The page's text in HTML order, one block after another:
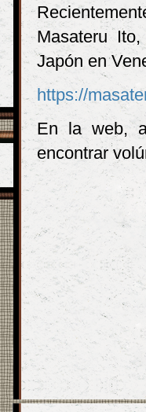
Masateru
Japón en
https://
En la web,
encontrar